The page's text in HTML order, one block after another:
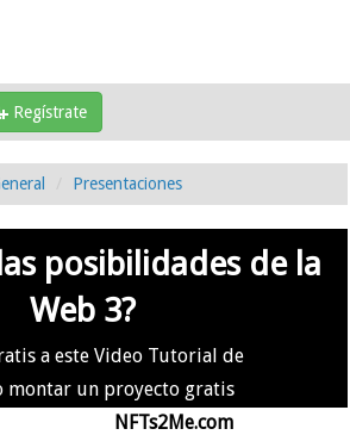
Regístrate
Presentaciones
posibilidades de la
Web 3?
a este Video Tutorial de
montar un proyecto gratis
NFTs2Me.com